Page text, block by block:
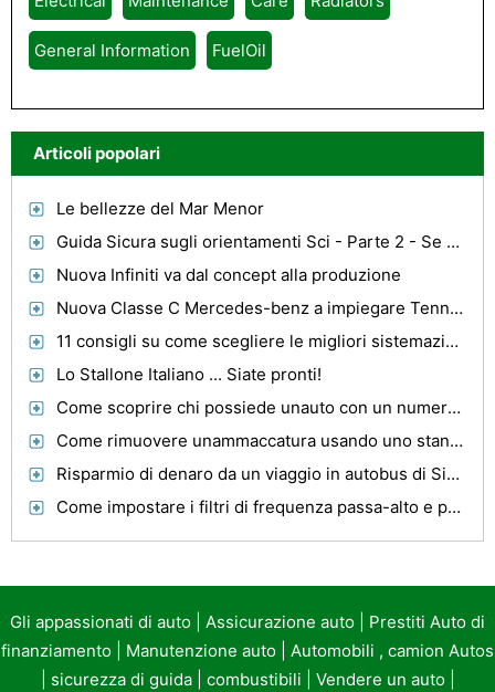
General Information FuelOil
Articoli popolari
Le bellezze del Mar Menor
Guida Sicura sugli orientamenti Sci - Parte 2 - Se si ottiene nei guai
Nuova Infiniti va dal concept alla produzione
Nuova Classe C Mercedes-benz a impiegare Tennecos Ces Tecnologia
11 consigli su come scegliere le migliori sistemazioni di viaggio
Lo Stallone Italiano ... Siate pronti!
Come scoprire chi possiede unauto con un numero VIN
Come rimuovere unammaccatura usando uno stantuffo
Risparmio di denaro da un viaggio in autobus di Singapore a KL
Come impostare i filtri di frequenza passa-alto e passa-basso su un ricevitore stereo per auto
Gli appassionati di auto Assicurazione auto
Prestiti Auto di
finanziamento
Manutenzione auto
Automobili , camion Autos
sicurezza di guida| combustibili Vendere un auto|